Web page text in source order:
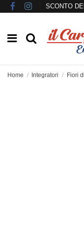
SCONTO
Home Integratori Fiori